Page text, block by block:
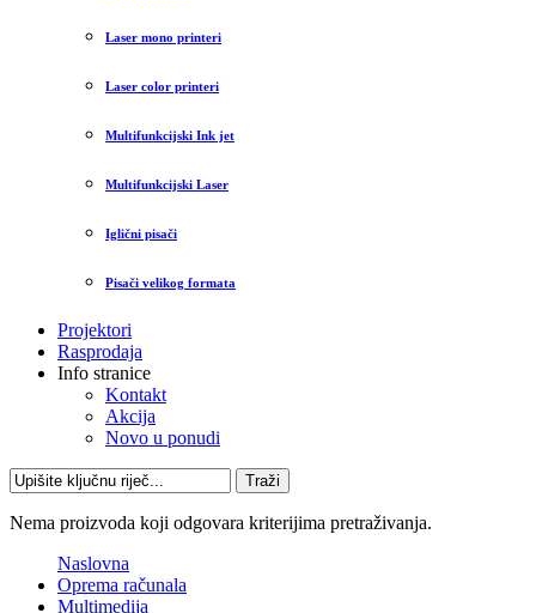
Laser mono printeri
Laser color printeri
Multifunkcijski Ink jet
Multifunkcijski Laser
Iglični pisači
Pisači velikog formata
Projektori
Rasprodaja
Info stranice
Kontakt
Akcija
Novo u ponudi
Traži
Nema proizvoda koji odgovara kriterijima pretraživanja.
Naslovna
Oprema računala
Multimedija